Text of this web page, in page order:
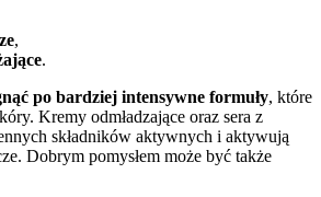
,
.
po bardziej intensywne formuły, które
Kremy odmładzające oraz sera z
składników aktywnych i aktywują
Dobrym pomysłem może być także